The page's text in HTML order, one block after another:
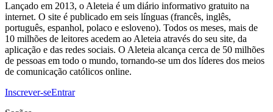
Lançado em 2013, o Aleteia é um diário informativo gratuito na
internet. O site é publicado em seis línguas (francês, inglês,
português, espanhol, polaco e esloveno). Todos os meses, mais de
10 milhões de leitores acedem ao Aleteia através do seu site, da
aplicação e das redes sociais. O Aleteia alcança cerca de 50 milhões
de pessoas em todo o mundo, tornando-se um dos líderes dos meios
de comunicação católicos online.
Inscrever-seEntrar